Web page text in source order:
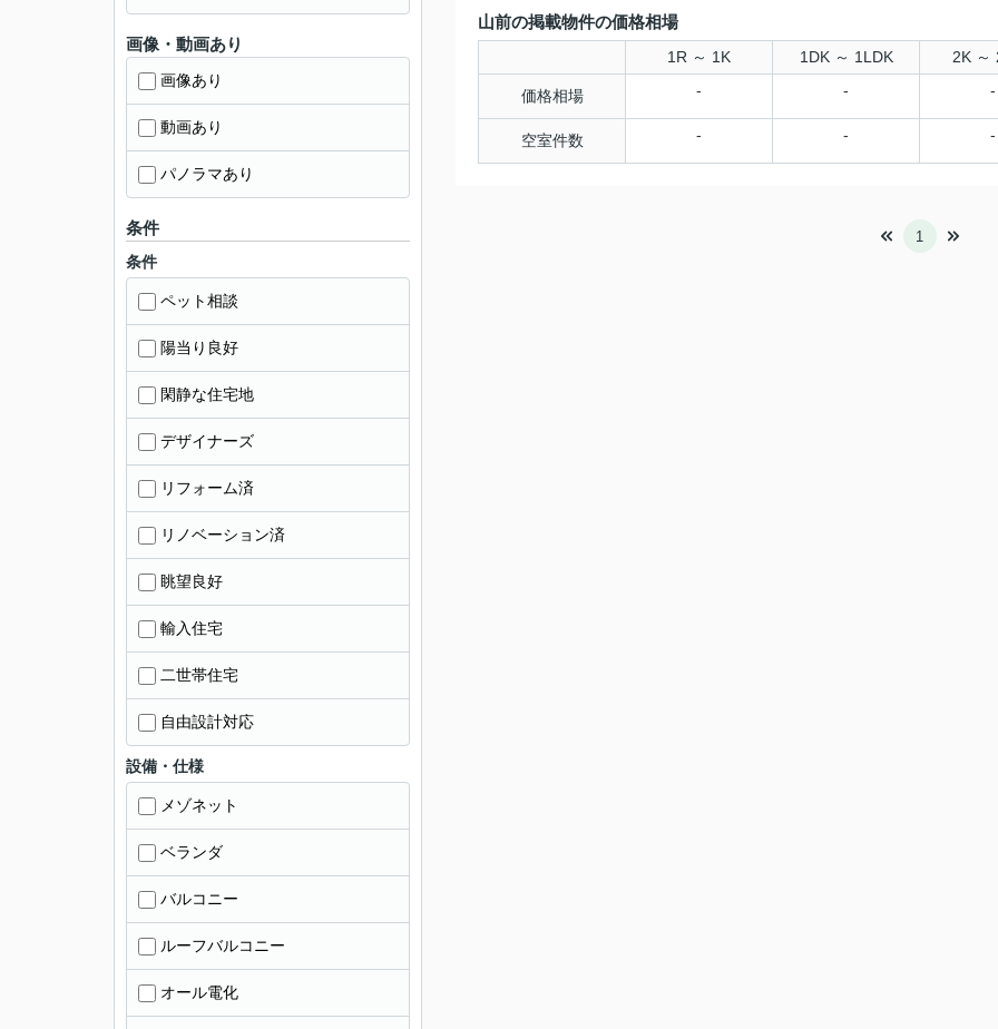
山前の掲載物件の価格相場
1R ～ 1K 1DK ～ 1LDK 2K ～
価格相場 - - -
空室件数 - - -
1
画像・動画あり
画像あり
動画あり
パノラマあり
条件
条件
ペット相談
陽当り良好
閑静な住宅地
デザイナーズ
リフォーム済
リノベーション済
眺望良好
輸入住宅
二世帯住宅
自由設計対応
設備・仕様
メゾネット
ベランダ
バルコニー
ルーフバルコニー
オール電化